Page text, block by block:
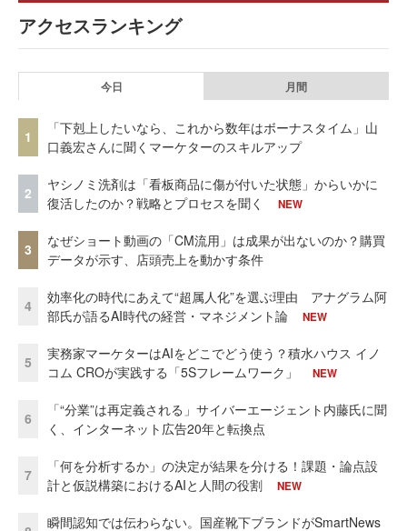
アクセスランキング
今日 月間
1
「下剋上したいなら、これから数年はボーナスタイム」山
口義宏さんに聞くマーケターのスキルアップ
2
ヤシノミ洗剤は「看板商品に傷が付いた状態」からいかに
復活したのか？戦略とプロセスを聞く
NEW
3
なぜショート動画の「CM流用」は成果が出ないのか？購買
データが示す、店頭売上を動かす条件
4
効率化の時代にあえて“超属人化”を選ぶ理由 アナグラム阿
部氏が語るAI時代の経営・マネジメント論
NEW
5
実務家マーケターはAIをどこでどう使う？積水ハウス イノ
コム CROが実践する「5Sフレームワーク」
NEW
6
「“分業”は再定義される」サイバーエージェント内藤氏に聞
く、インターネット広告20年と転換点
7
「何を分析するか」の決定が結果を分ける！課題・論点設
計と仮説構築におけるAIと人間の役割
NEW
瞬間認知では伝わらない。国産靴下ブランドがSmartNews